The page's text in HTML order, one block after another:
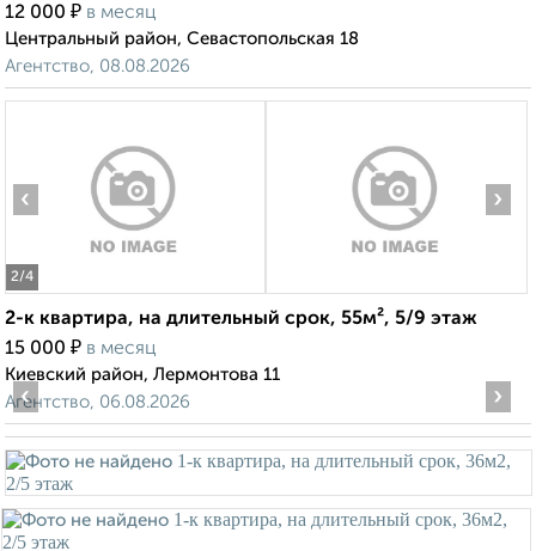
12 000 ₽ в месяц
Центральный район, Севастопольская 18
Агентство, 08.08.2026
2/4
‹ ›
2-к квартира, на длительный срок, 55м², 5/9 этаж
15 000 ₽ в месяц
Киевский район, Лермонтова 11
Агентство, 06.08.2026
‹ ›